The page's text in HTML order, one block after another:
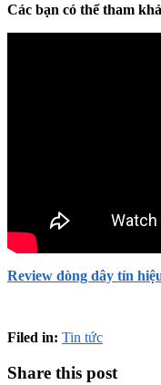
Các bạn có thể tham
Review dòng dây tín
Filed in: Tin tức
Share this post